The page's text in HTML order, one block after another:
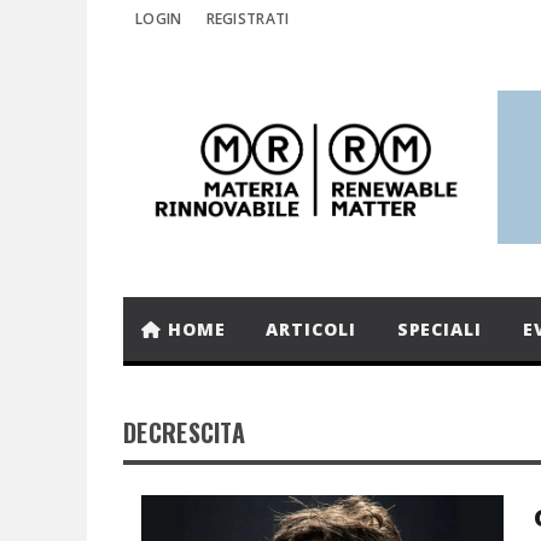
LOGIN REGISTRATI
HOME ARTICOLI SPECIALI
DECRESCITA